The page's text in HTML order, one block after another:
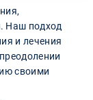
Наш подход
и лечения
своими